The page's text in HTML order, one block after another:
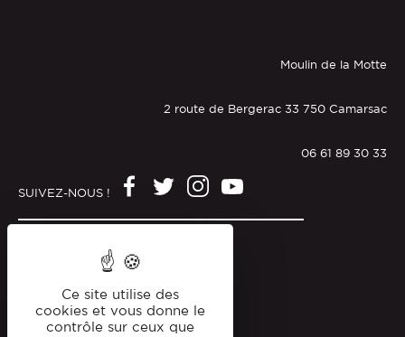
Moulin de la Motte
2 route de Bergerac 33 750 Camarsac
06 61 89 30 33
SUIVEZ-NOUS !
Politique de confidentialité
Ce site utilise des
cookies et vous donne le
contrôle sur ceux que